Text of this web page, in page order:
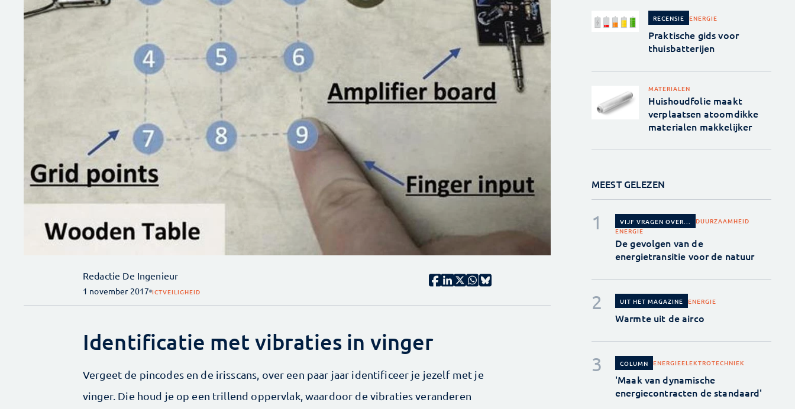
Redactie De Ingenieur
1 november 2017 ICTVEILIGHEID
Identificatie met vibraties in vinger
Vergeet de pincodes en de irisscans, over een paar jaar identificeer je jezelf met je
vinger. Die houd je op een trillend oppervlak, waardoor de vibraties veranderen
RECENSIE ENERGIE
Praktische gids voor
thuisbatterijen
MATERIALEN
Huishoudfolie maakt
verplaatsen atoomdikke
materialen makkelijker
MEEST GELEZEN
VIJF VRAGEN OVER...
DUURZAAMHEID
ENERGIE
De gevolgen van de
energietransitie voor de natuur
UIT HET MAGAZINE ENERGIE
Warmte uit de airco
COLUMN ENERGIEELEKTROTECHNIEK
'Maak van dynamische
energiecontracten de standaard'